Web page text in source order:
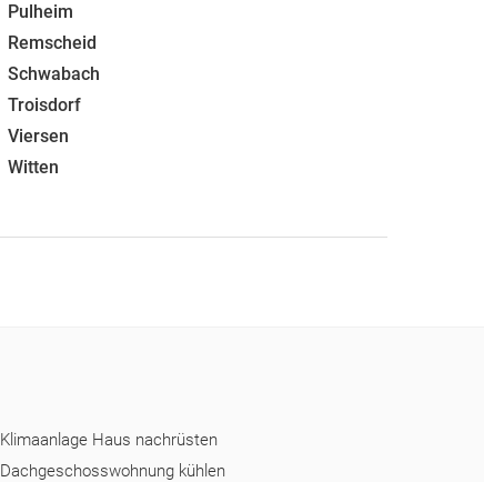
Pulheim
Remscheid
Schwabach
Troisdorf
Viersen
Witten
Klimaanlage Haus nachrüsten
Dachgeschosswohnung kühlen